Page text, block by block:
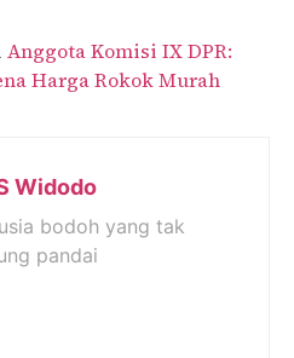
Anggota Komisi IX DPR:
Harga Rokok Murah
Widodo
bodoh yang tak
pandai